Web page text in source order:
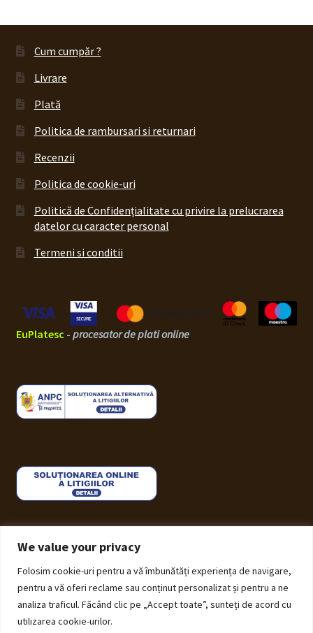
We value your privacy
Folosim cookie-uri pentru a vă îmbunătăți experiența de navigare,
pentru a vă oferi reclame sau conținut personalizat și pentru a ne
analiza traficul. Făcând clic pe „Accept toate”, sunteți de acord cu
utilizarea cookie-urilor.
Cum cumpăr ?
Livrare
Plată
Politica de rambursari si returnari
Recenzii
Politica de cookie-uri
Politică de Confidențialitate cu privire la prelucrarea
datelor cu caracter personal
Termeni si conditii
EuPlatesc - procesator de plati online
© ECHOS Furniture 2026
Politică de Confidențialitate cu privire la prelucrarea
datelor cu caracter personal